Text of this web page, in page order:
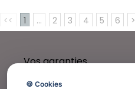
<< 1 ... 2 3 4 5 6
Vos garanties
🍪 Cookies